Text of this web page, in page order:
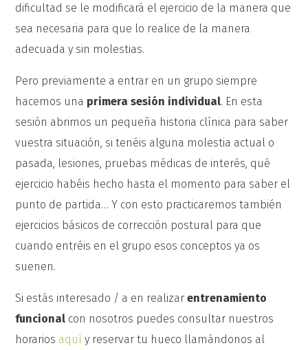
dificultad se le modificará el ejercicio de la manera que
sea necesaria para que lo realice de la manera
adecuada y sin molestias.
Pero previamente a entrar en un grupo siempre
hacemos una primera sesión individual. En esta
sesión abrimos un pequeña historia clínica para saber
vuestra situación, si tenéis alguna molestia actual o
pasada, lesiones, pruebas médicas de interés, qué
ejercicio habéis hecho hasta el momento para saber el
punto de partida… Y con esto practicaremos también
ejercicios básicos de corrección postural para que
cuando entréis en el grupo esos conceptos ya os
suenen.
Si estás interesado / a en realizarentrenamiento
funcional con nosotros puedes consultar nuestros
horarios aquí y reservar tu hueco llamándonos al